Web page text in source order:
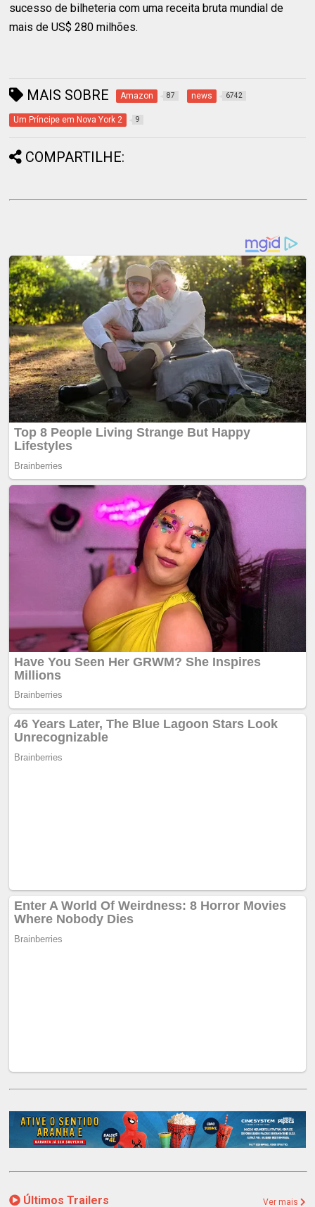
sucesso de bilheteria com uma receita bruta mundial de
mais de US$ 280 milhões.
MAIS SOBRE Amazon 87 news 6742
Um Príncipe em Nova York 2 9
COMPARTILHE:
Últimos Trailers Ver mais